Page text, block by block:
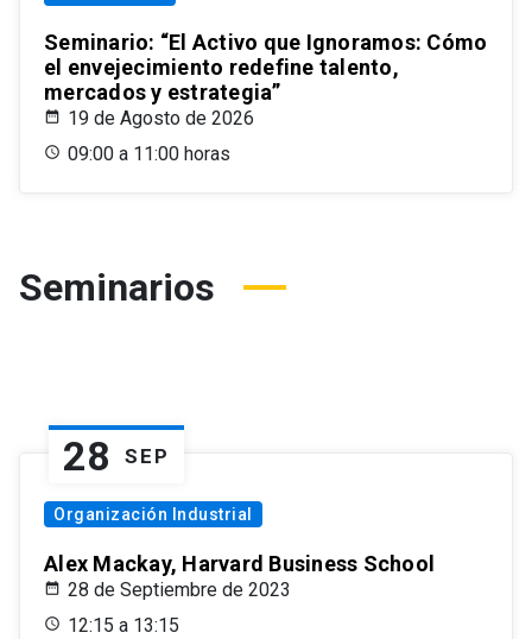
Seminario: “El Activo que Ignoramos: Cómo
el envejecimiento redefine talento,
mercados y estrategia”
19 de Agosto de 2026
09:00 a 11:00 horas
Seminarios
28 SEP
Organización Industrial
Alex Mackay, Harvard Business School
28 de Septiembre de 2023
12:15 a 13:15